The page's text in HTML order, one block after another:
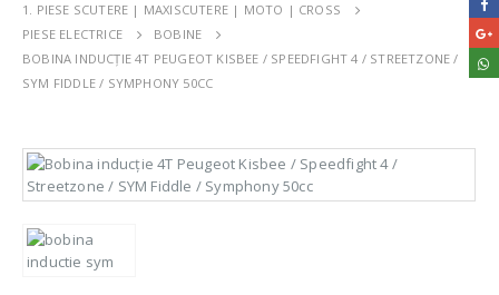
1. PIESE SCUTERE | MAXISCUTERE | MOTO | CROSS
PIESE ELECTRICE
BOBINE
BOBINA INDUCȚIE 4T PEUGEOT KISBEE / SPEEDFIGHT 4 / STREETZONE /
SYM FIDDLE / SYMPHONY 50CC